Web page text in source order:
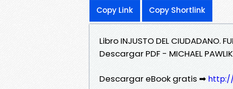
Copy Link Copy Shortlink
Libro INJUSTO DEL CIUDADANO.
Descargar PDF - MICHAEL PAWLIK
Descargar eBook gratis ➡